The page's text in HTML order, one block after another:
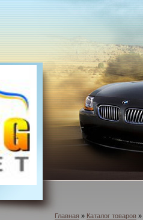
Главная » Каталог товаров »